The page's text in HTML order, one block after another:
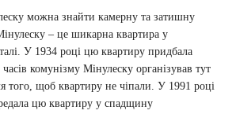
можна знайти камерну та затишну
– це шикарна квартира у
У 1934 році цю квартиру придбала
комунізму Мінулеску організував тут
того, щоб квартиру не чіпали. У 1991 році
цю квартиру у спадщину